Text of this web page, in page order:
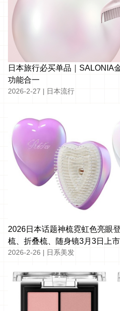
日本旅行必买单品｜SALONIA
功能合一
2026-2-27 | 日本流行
2026日本话题神梳霓虹色亮眼
梳、折叠梳、随身镜3月3日上市
2026-2-26 | 日系美发